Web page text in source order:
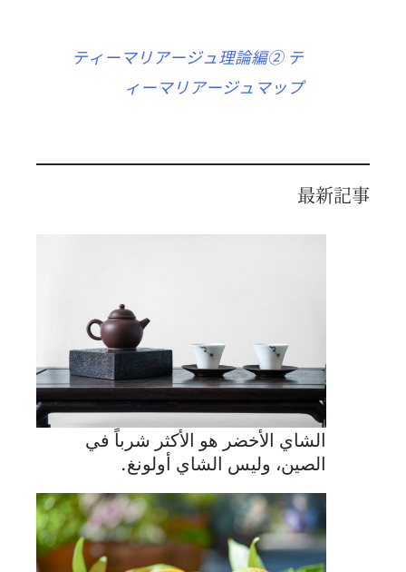
ティーマリアージュ理論編② テ
ィーマリアージュマップ
最新記事
الشاي الأخضر هو الأكثر شرباً في
الصين، وليس الشاي أولونغ.